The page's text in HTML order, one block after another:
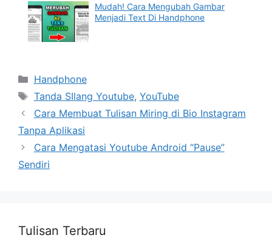
Mudah! Cara Mengubah Gambar
Menjadi Text Di Handphone
Categories
Handphone
Tags
Tanda SIlang Youtube, YouTube
Cara Membuat Tulisan Miring di Bio Instagram
Tanpa Aplikasi
Cara Mengatasi Youtube Android “Pause”
Sendiri
Tulisan Terbaru